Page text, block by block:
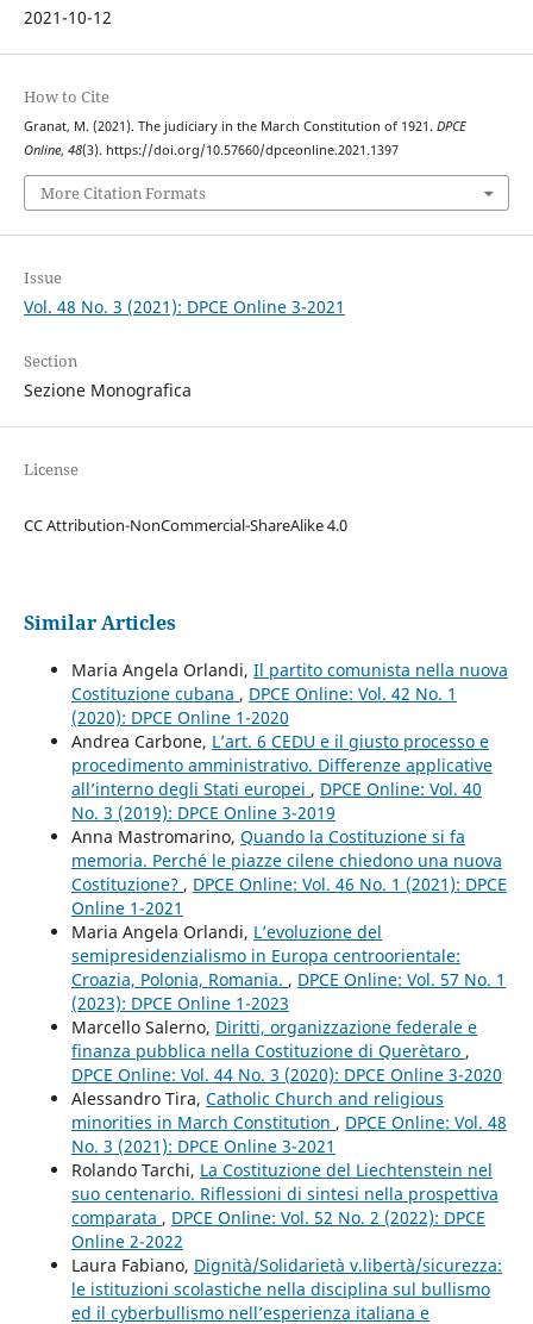
2021-10-12
How to Cite
Granat, M. (2021). The judiciary in the March Constitution of 1921. DPCE
Online, 48(3). https://doi.org/10.57660/dpceonline.2021.1397
More Citation Formats
Issue
Vol. 48 No. 3 (2021): DPCE Online 3-2021
Section
Sezione Monografica
License
CC Attribution-NonCommercial-ShareAlike 4.0
Similar Articles
Maria Angela Orlandi, Il partito comunista nella nuova
Costituzione cubana , DPCE Online: Vol. 42 No. 1
(2020): DPCE Online 1-2020
Andrea Carbone, L’art. 6 CEDU e il giusto processo e
procedimento amministrativo. Differenze applicative
all’interno degli Stati europei , DPCE Online: Vol. 40
No. 3 (2019): DPCE Online 3-2019
Anna Mastromarino, Quando la Costituzione si fa
memoria. Perché le piazze cilene chiedono una nuova
Costituzione? , DPCE Online: Vol. 46 No. 1 (2021): DPCE
Online 1-2021
Maria Angela Orlandi, L’evoluzione del
semipresidenzialismo in Europa centroorientale:
Croazia, Polonia, Romania. , DPCE Online: Vol. 57 No. 1
(2023): DPCE Online 1-2023
Marcello Salerno, Diritti, organizzazione federale e
finanza pubblica nella Costituzione di Querètaro ,
DPCE Online: Vol. 44 No. 3 (2020): DPCE Online 3-2020
Alessandro Tira, Catholic Church and religious
minorities in March Constitution , DPCE Online: Vol. 48
No. 3 (2021): DPCE Online 3-2021
Rolando Tarchi, La Costituzione del Liechtenstein nel
suo centenario. Riflessioni di sintesi nella prospettiva
comparata , DPCE Online: Vol. 52 No. 2 (2022): DPCE
Online 2-2022
Laura Fabiano, Dignità/Solidarietà v.libertà/sicurezza:
le istituzioni scolastiche nella disciplina sul bullismo
ed il cyberbullismo nell’esperienza italiana e